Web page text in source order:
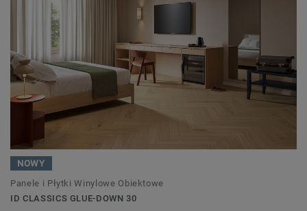
NOWY
Panele i Płytki Winylowe Obiektowe
ID CLASSICS GLUE-DOWN 30